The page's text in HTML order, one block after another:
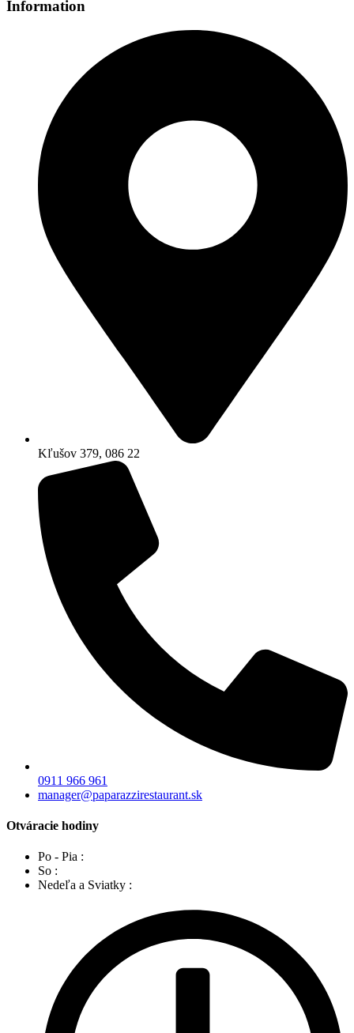
Information
Kľušov 379, 086 22
0911 966 961
manager@paparazzirestaurant.sk
Otváracie hodiny
Po - Pia :
So :
Nedeľa a Sviatky :